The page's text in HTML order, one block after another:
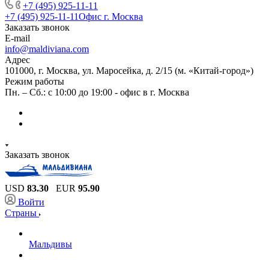
+7 (495) 925-11-11
+7 (495) 925-11-11Офис г. Москва
Заказать звонок
E-mail
info@maldiviana.com
Адрес
101000, г. Москва, ул. Маросейка, д. 2/15 (м. «Китай-город»)
Режим работы
Пн. – Сб.: с 10:00 до 19:00 - офис в г. Москва
Заказать звонок
USD 83.30 EUR 95.90
Войти
Страны
Мальдивы